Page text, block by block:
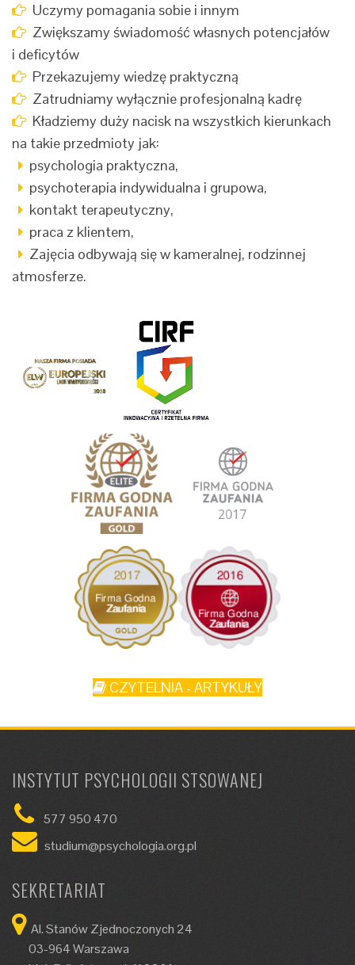
Uczymy pomagania sobie i innym
Zwiększamy świadomość własnych potencjałów
i deficytów
Przekazujemy wiedzę praktyczną
Zatrudniamy wyłącznie profesjonalną kadrę
Kładziemy duży nacisk na wszystkich kierunkach
na takie przedmioty jak:
psychologia praktyczna,
psychoterapia indywidualna i grupowa,
kontakt terapeutyczny,
praca z klientem,
Zajęcia odbywają się w kameralnej, rodzinnej
atmosferze.
CZYTELNIA - ARTYKUŁY
INSTYTUT PSYCHOLOGII STSOWANEJ
577 950 470
studium@psychologia.org.pl
SEKRETARIAT
Al. Stanów Zjednoczonych 24
03-964 Warszawa